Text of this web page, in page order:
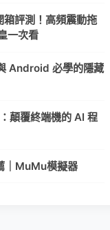
評測！高頻震動拖
一次看
Android 必學的隱藏
顛覆終端機的 AI 程
｜MuMu模擬器